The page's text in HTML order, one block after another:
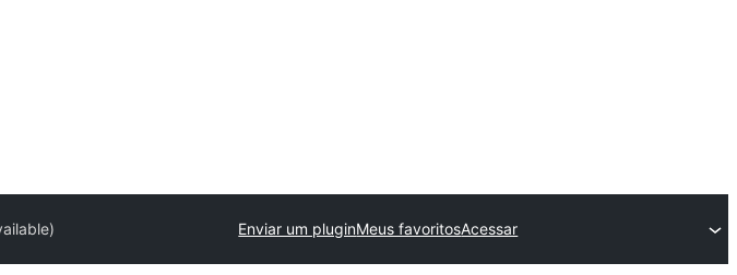
Enviar um pluginMeus favoritosAcessar